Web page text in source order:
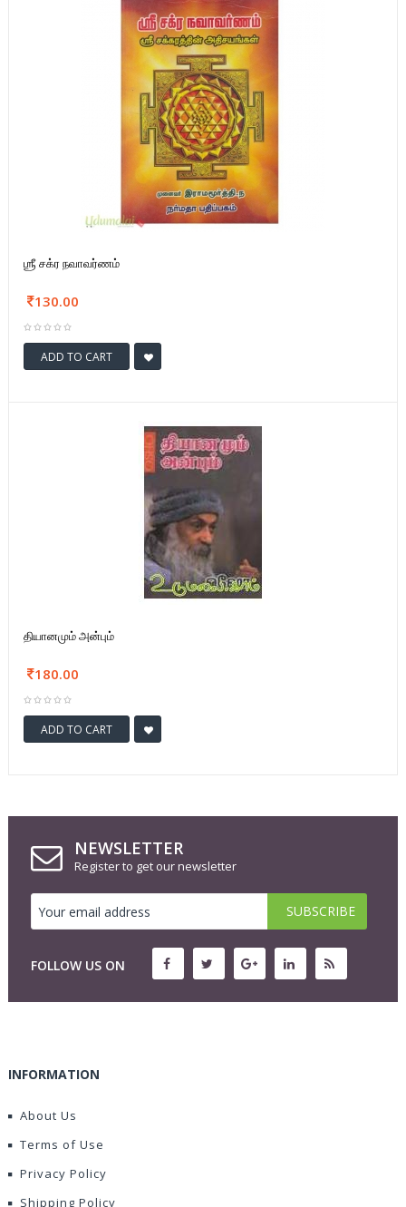
ஶ்ரீ சக்ர நவாவர்ணம்
130.00
ADD TO CART
தியானமும் அன்பும்
180.00
ADD TO CART
NEWSLETTER
Register to get our newsletter
FOLLOW US ON
INFORMATION
About Us
Terms of Use
Privacy Policy
Shipping Policy